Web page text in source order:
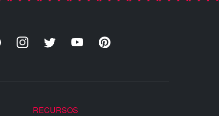
RECURSOS